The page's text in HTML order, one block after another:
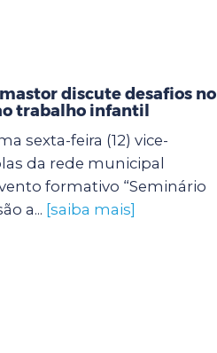
discute desafios no
trabalho infantil
sexta-feira (12) vice-
da rede municipal
formativo “Seminário
a... [saiba mais]